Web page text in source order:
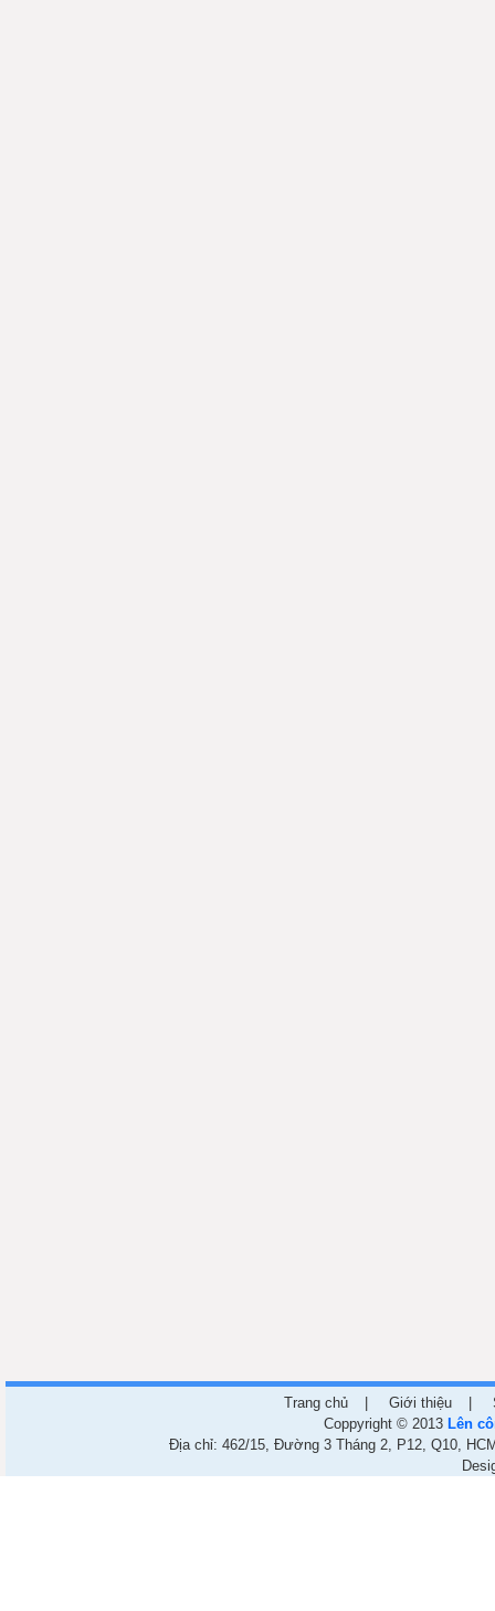
Trang chủ Giới thiệu
Coppyright © 2013 Lên
Địa chỉ: 462/15, Đường 3 Tháng 2, P12, Q10,